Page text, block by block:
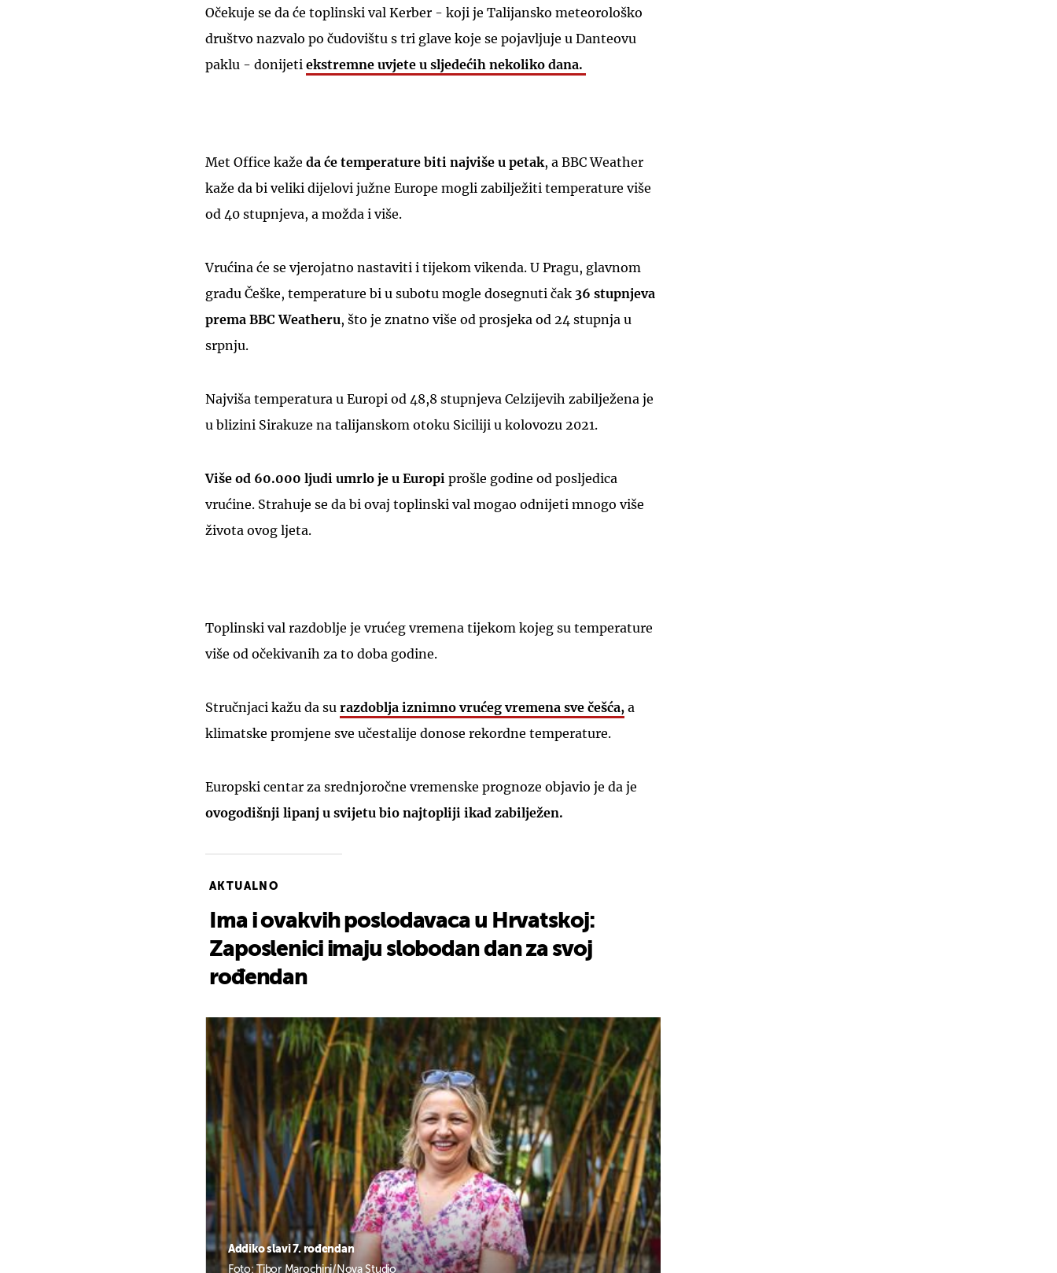
Očekuje se da će toplinski val Kerber - koji je Talijansko meteorološko
društvo nazvalo po čudovištu s tri glave koje se pojavljuje u Danteovu
paklu - donijeti ekstremne uvjete u sljedećih nekoliko dana.
Met Office kaže da će temperature biti najviše u petak, a BBC Weather
kaže da bi veliki dijelovi južne Europe mogli zabilježiti temperature više
od 40 stupnjeva, a možda i više.
Vrućina će se vjerojatno nastaviti i tijekom vikenda. U Pragu, glavnom
gradu Češke, temperature bi u subotu mogle dosegnuti čak 36 stupnjeva
prema BBC Weatheru, što je znatno više od prosjeka od 24 stupnja u
srpnju.
Najviša temperatura u Europi od 48,8 stupnjeva Celzijevih zabilježena je
u blizini Sirakuze na talijanskom otoku Siciliji u kolovozu 2021.
Više od 60.000 ljudi umrlo je u Europi prošle godine od posljedica
vrućine. Strahuje se da bi ovaj toplinski val mogao odnijeti mnogo više
života ovog ljeta.
Toplinski val razdoblje je vrućeg vremena tijekom kojeg su temperature
više od očekivanih za to doba godine.
Stručnjaci kažu da su razdoblja iznimno vrućeg vremena sve češća, a
klimatske promjene sve učestalije donose rekordne temperature.
Europski centar za srednjoročne vremenske prognoze objavio je da je
ovogodišnji lipanj u svijetu bio najtopliji ikad zabilježen.
AKTUALNO
Ima i ovakvih poslodavaca u Hrvatskoj:
Zaposlenici imaju slobodan dan za svoj
rođendan
Addiko slavi 7. rođendan
Foto: Tibor Marochini/Nova Studio